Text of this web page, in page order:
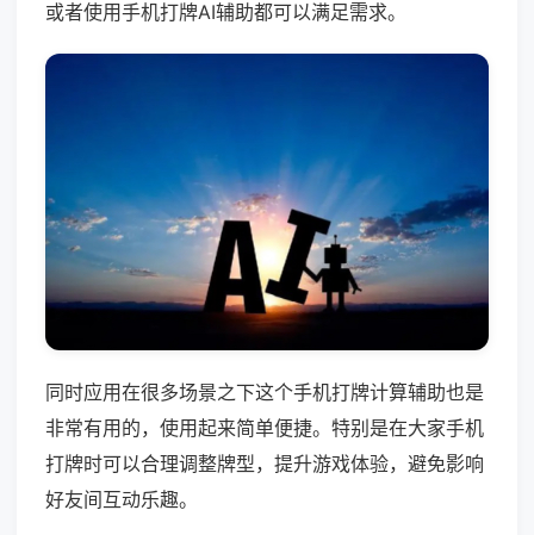
或者使用手机打牌AI辅助都可以满足需求。
同时应用在很多场景之下这个手机打牌计算辅助也是
非常有用的，使用起来简单便捷。特别是在大家手机
打牌时可以合理调整牌型，提升游戏体验，避免影响
好友间互动乐趣。